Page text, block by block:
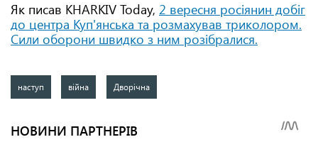
Як писав KHARKIV Today, 2 вересня росіянин добіг
до центра Куп'янська та розмахував триколором.
Сили оборони швидко з ним розібралися.
наступ війна Дворічна